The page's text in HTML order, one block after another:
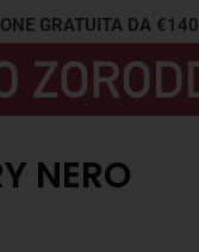
GRATUITA DA €140
NERO